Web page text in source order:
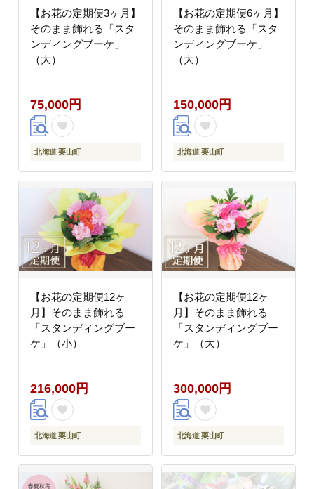
【お花の定期便3ヶ月】
そのまま飾れる「スタ
ンディングブーケ」
（大）
75,000円
北海道 栗山町
【お花の定期便6ヶ月】
そのまま飾れる「スタ
ンディングブーケ」
（大）
150,000円
北海道 栗山町
【お花の定期便12ヶ
月】そのまま飾れる
「スタンディングブー
ケ」（小）
216,000円
北海道 栗山町
【お花の定期便12ヶ
月】そのまま飾れる
「スタンディングブー
ケ」（大）
300,000円
北海道 栗山町